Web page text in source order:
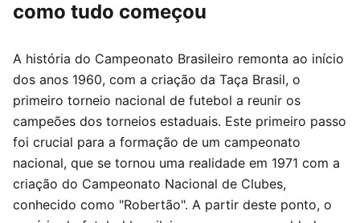
como tudo começou
A história do Campeonato Brasileiro remonta ao início
dos anos 1960, com a criação da Taça Brasil, o
primeiro torneio nacional de futebol a reunir os
campeões dos torneios estaduais. Este primeiro passo
foi crucial para a formação de um campeonato
nacional, que se tornou uma realidade em 1971 com a
criação do Campeonato Nacional de Clubes,
conhecido como "Robertão". A partir deste ponto, o